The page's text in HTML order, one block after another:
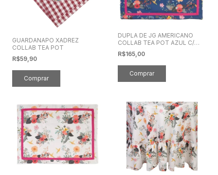
GUARDANAPO XADREZ
COLLAB TEA POT
R$59,90
DUPLA DE JG AMERICANO
COLLAB TEA POT AZUL C/
ROSA
R$165,00